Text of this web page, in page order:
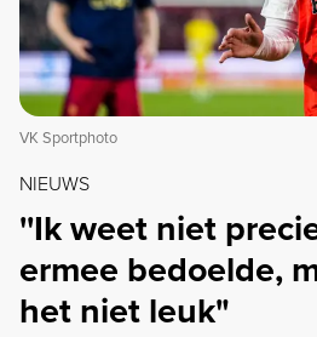
VK Sportphoto
NIEUWS
''Ik weet niet
ermee bedoelde,
het niet leuk"